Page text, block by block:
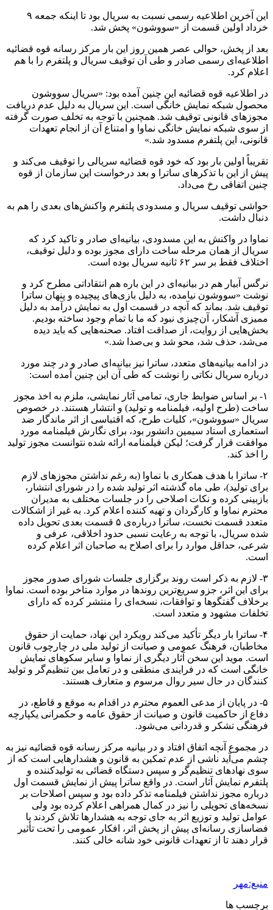
این آخرین اطلاعیه رسمی نسبت به سریال بود تا اینکه جمعه ٩
خرداد اولین قسمت از «سووشون» پخش شد.
بعد از پخش، حوالی عصر همین روز این بار مرکز رسانه قوه قضائیه
اطلاعیه‌ای رسمی صادر و طی آن توقیف سریال و پلتفرم را با هم
اعلام کرد.
در اطلاعیه قوه قضائیه این چنین آمده بود: «سریال سووشون
محصول شبکه نمایش خانگی است. این سریال به دلیل عدم دریافت
مجوزهای قانونی توقیف شد. همچنین با توجه به تخلف صورت گرفته
از سوی شبکه نمایش خانگی نماوا و امتناع آن از انجام تعهدات
قانونی، این پلتفرم مسدود شد.»
تقریباً اولین بار بود که خود قوه قضائیه سریالی را توقیف می‌کند و
پیش از این با تذکرهای ساترا
و بعد درخواست این سازمان از قوه
چنین اتفاقی رخ می‌داد.
حواشی توقیف سریال و مسدودی پلتفرم واکنش‌های بعدی را هم به
دنبال داشت.
نماوا در واکنش به این مسدودی، بیانیه‌ای صادر و تاکید کرد که
سریال از همان مرحله ساخت دارای مجوز بوده و دلیل توقیف،
اختلاف فقط بر سر ۶۲ ثانیه سریال بوده است.
نرگس آبیار هم در بیانیه‌ای در این باره هم انتقاداتی مطرح کرد و
نوشت «سووشون نیامده، به دلیل بازی‌های پیچیده و پنهان ساترا
توقیف شد. بماند که آنچه در قسمت اول به نمایش درآمد به دلیل
ممیزی آشکار، آن‌چیزی نبود که ما با تمام وجود ساخته بودیم.
بخش‌هایی از روایت، از صداقت افتاد. صحنه‌هایی که باید دیده
می‌شد، حذف شد، محو شد و بی‌صدا شد.»
در ادامه بیانیه‌های متعدد، ساترا
نیز بیانیه‌ای صادر و در چند مورد
درباره سریال نکاتی را نوشت که طی آن این چنین آمده است:
۱- بر اساس ضوابط جاری، تمامی آثار نمایشی، ملزم به اخذ مجوز
ساخت (طرح اولیه، فیلمنامه و تولید) و انتشار هستند. در خصوص
سریال «سووشون»، کلیات طرح، که اقتباسی از اثر ماندگار ضد
استعماری استاد سیمین دانشور بود، برای نگارش فیلمنامه مورد
موافقت قرار گرفت؛ لیکن فیلمنامه ارائه شده نتوانست مجوز تولید
را اخذ کند.
۲- ساترا با هدف همکاری با نماوا (به رغم نداشتن مجوزهای لازم
برای تولید)، طی ماه گذشته اثر تولید شده را در شورای انتشار،
بازبینی کرده و نکات اصلاحی را در جلسات مختلف به مدیران
محترم نماوا و کارگردان و تهیه کننده اعلام کرد. به غیر از اشکالات
متعدد قسمت نخست، ساترا
درباره‌ی ۵ قسمت بعدی تحویل داده
شده سریال، با توجه به رعایت نسبی حدود اخلاقی، عرفی و
شرعی، حداقل موارد را برای اصلاح به صاحبان اثر اعلام کرده
است.
۳- لازم به ذکر است روند برگزاری جلسات شورای صدور مجوز
برای این اثر، جزو سریع‌ترین روندها در موارد متاخر بوده است. نماوا
برخلاف گفتگوها و توافقات، نسخه‌ای را منتشر کرده که دارای
تخلفات مشهود و متعدد است.
۴- ساترا
بار دیگر تأکید می‌کند رویکرد این نهاد، حمایت از حقوق
مخاطبان، فرهنگ عمومی و صیانت از تولید ملی در چارچوب قانون
است. موید این سخن آثار دیگری از نماوا و سایر سکوهای نمایش
خانگی است که در فرایندی منطقی و در تعامل بین تنظیم‌گر و تولید
کنندگان در حال سیر روال مرسوم و متعارف هستند.
۵- در پایان از مدعی العموم محترم در اقدام به موقع و قاطع، در
دفاع از حاکمیت قانون و صیانت از حقوق عامه و حکمرانی یکپارچه
فرهنگی تشکر و قدردانی می‌شود.
در مجموع آنچه اتفاق افتاد و در بیانیه مرکز رسانه قوه قضائیه نیز به
چشم می‌آید ناشی از عدم تمکین به قانون و هشدارهایی است که از
سوی نهادهای تنظیم‌گر و سپس دستگاه قضائی به تولیدکننده و
پلتفرم نمایش آثار است. در واقع ساترا
پیش از نمایش قسمت اول
درباره مجوز نداشتن فیلمنامه تذکر داده بود و سپس اصلاحات بر
نسخه‌های تحویلی را نیز در کمال همراهی اعلام کرده بود ولی
عوامل تولید و توزیع اثر به جای توجه به هشدارها تلاش کردند با
فضاسازی رسانه‌ای پیش از پخش اثر، افکار عمومی را تحت تأثیر
قرار دهند تا از تعهدات قانونی خود شانه خالی کنند.
منبع:مهر
برچسب ها